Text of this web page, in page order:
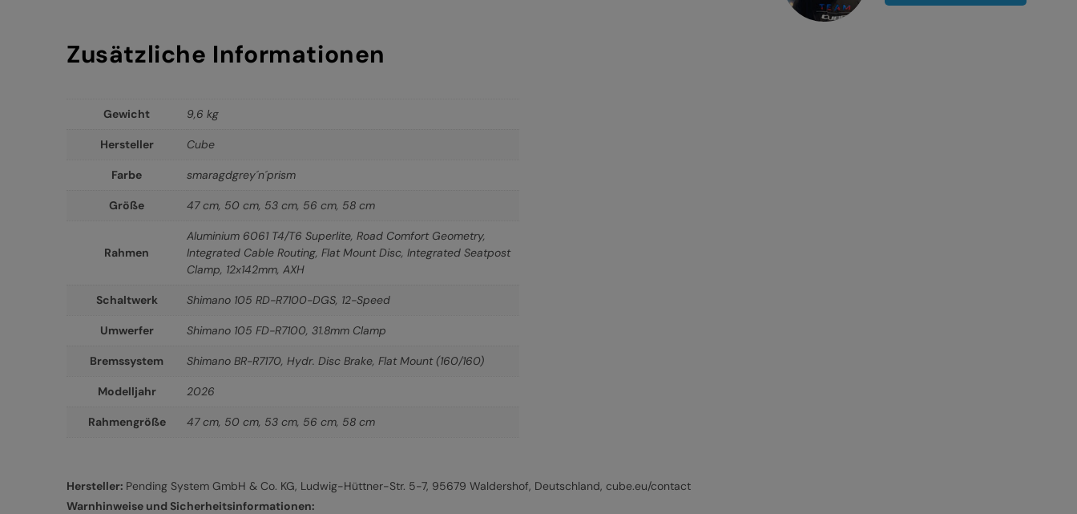
Zusätzliche Informationen
Gewicht 9,6 kg
Hersteller Cube
Farbe smaragdgrey´n´prism
Größe 47 cm, 50 cm, 53 cm, 56 cm, 58 cm
Rahmen
Aluminium 6061 T4/T6 Superlite, Road Comfort Geometry,
Integrated Cable Routing, Flat Mount Disc, Integrated Seatpost
Clamp, 12x142mm, AXH
Schaltwerk Shimano 105 RD-R7100-DGS, 12-Speed
Umwerfer Shimano 105 FD-R7100, 31.8mm Clamp
Bremssystem Shimano BR-R7170, Hydr. Disc Brake, Flat Mount (160/160)
Modelljahr 2026
Rahmengröße 47 cm, 50 cm, 53 cm, 56 cm, 58 cm
Hersteller: Pending System GmbH & Co. KG, Ludwig-Hüttner-Str. 5-7, 95679 Waldershof, Deutschland, cube.eu/contact
Warnhinweise und Sicherheitsinformationen: